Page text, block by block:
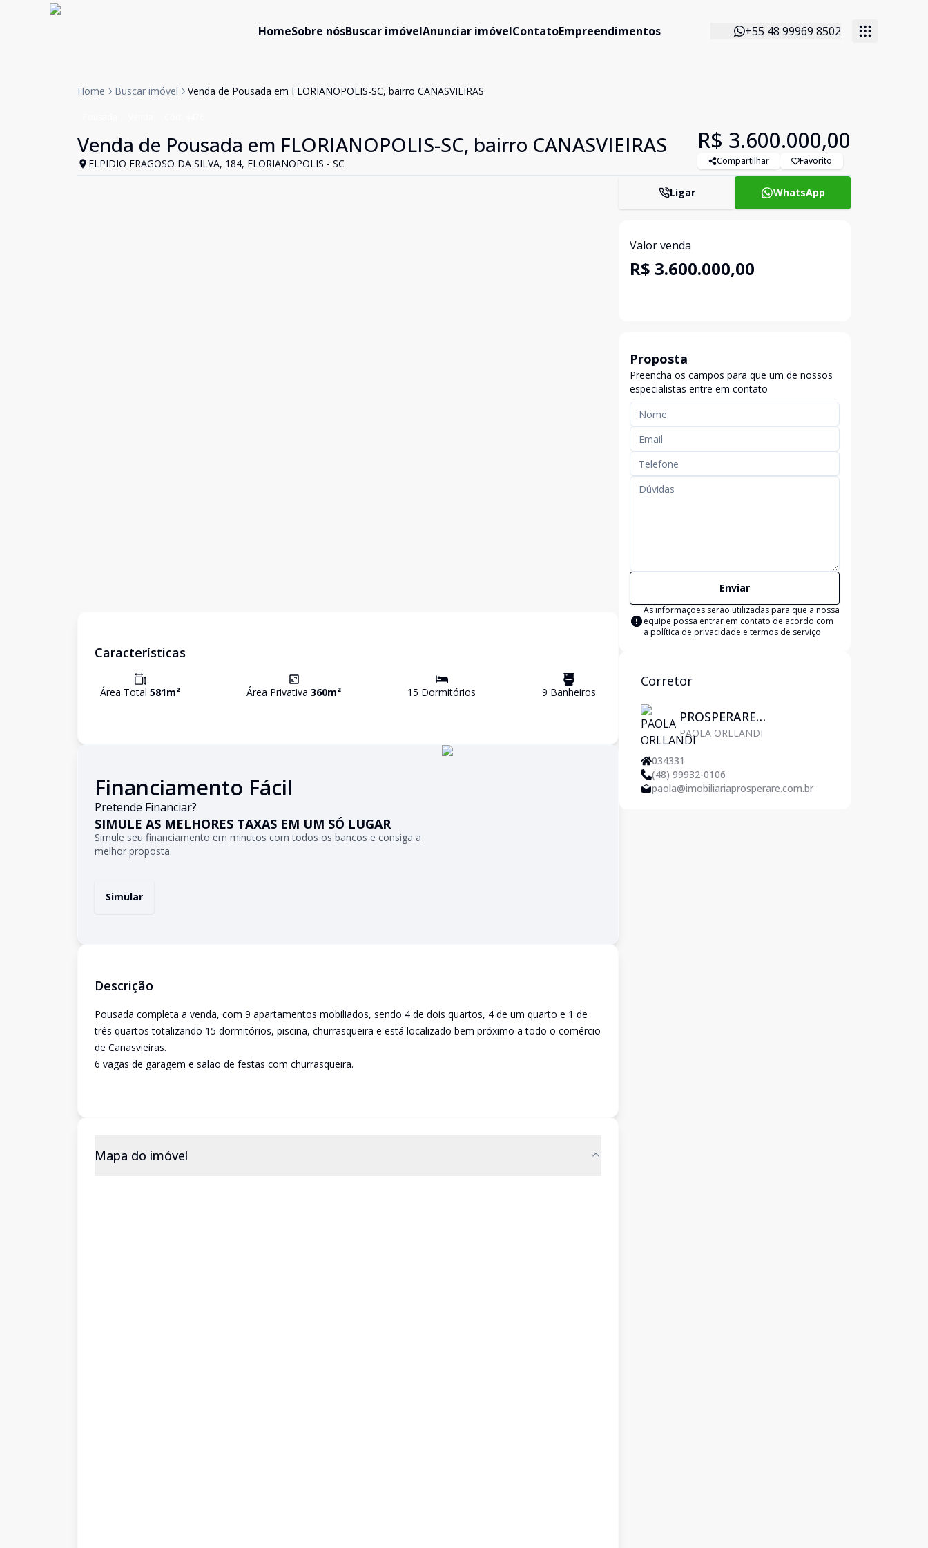
HomeSobre nósBuscar imóvelAnunciar imóvelContatoEmpreendimentos +55 48 99969 8502
Home Buscar imóvel Venda de Pousada em FLORIANOPOLIS-SC, bairro CANASVIEIRAS
Venda de Pousada em FLORIANOPOLIS-SC, bairro CANASVIEIRAS
ELPIDIO FRAGOSO DA SILVA, 184, FLORIANOPOLIS - SC
R$ 3.600.000,00
Compartilhar Favorito
Características
Área Total 581m² Área Privativa 360m² 15 Dormitórios 9 Banheiros
Financiamento Fácil
Pretende Financiar?
SIMULE AS MELHORES TAXAS EM UM SÓ LUGAR
Simule seu financiamento em minutos com todos os bancos e consiga a
melhor proposta.
Simular
Descrição
Pousada completa a venda, com 9 apartamentos mobiliados, sendo 4 de dois quartos, 4 de um quarto e 1 de
três quartos totalizando 15 dormitórios, piscina, churrasqueira e está localizado bem próximo a todo o comércio
de Canasvieiras.
6 vagas de garagem e salão de festas com churrasqueira.
Mapa do imóvel
Ligar WhatsApp
Valor venda
R$ 3.600.000,00
Proposta
Preencha os campos para que um de nossos
especialistas entre em contato
Enviar
As informações serão utilizadas para que a nossa
equipe possa entrar em contato de acordo com
a política de privacidade e termos de serviço
Corretor
PROSPERARE
IMOBILIÁRIA
PAOLA ORLLANDI
034331
(48) 99932-0106
paola@imobiliariaprosperare.com.br